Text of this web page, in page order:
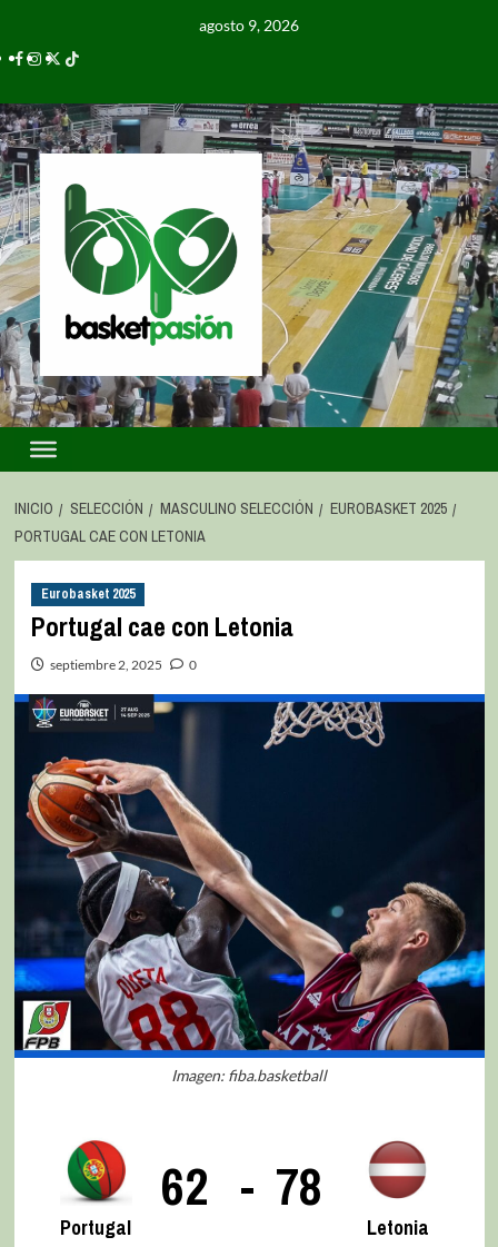
agosto 9, 2026
INICIO SELECCIÓN MASCULINO SELECCIÓN
EUROBASKET 2025
PORTUGAL CAE CON LETONIA
Eurobasket 2025
Portugal cae con Letonia
septiembre 2, 2025 0
Imagen: fiba.basketball
Portugal
62 - 78
Letonia